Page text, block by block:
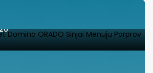
Domino ORADO Sinjai Menuju